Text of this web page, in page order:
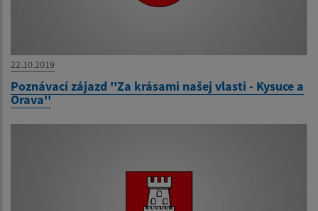
22.10.2019
Poznávací zájazd ''Za krásami našej vlasti - Kysuce a
Orava''